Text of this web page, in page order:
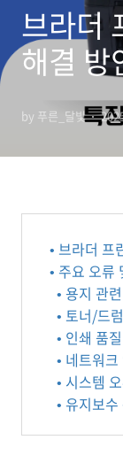
브라더
해결 방
by 푸른_달빛
• 브라더 프
• 주요 오류
• 용지 관
• 토너/드
• 인쇄 품
• 네트워
• 시스템
• 유지보